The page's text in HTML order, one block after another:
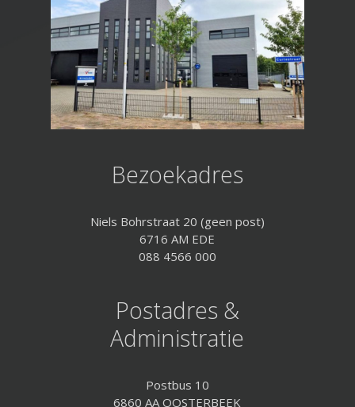
Bezoekadres
Niels Bohrstraat 20 (geen post)
6716 AM EDE
088 4566 000
Postadres &
Administratie
Postbus 10
6860 AA OOSTERBEEK